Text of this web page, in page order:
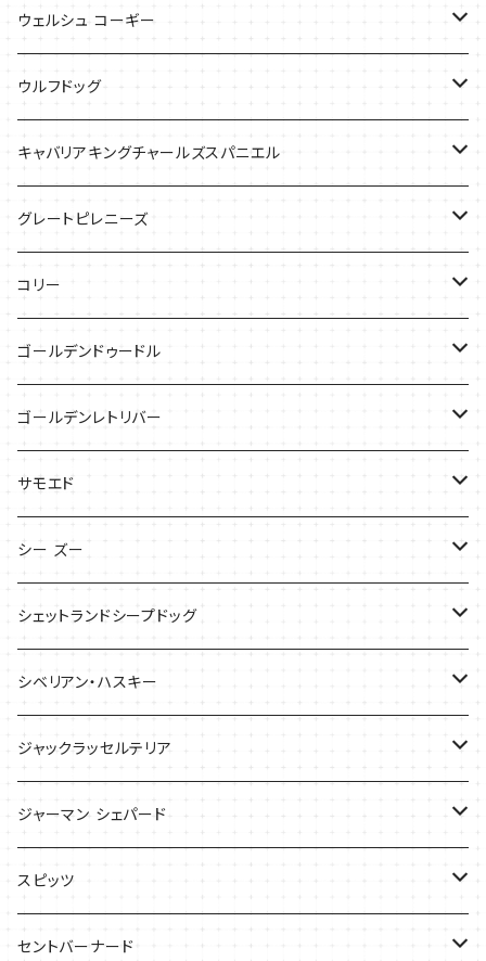
ケース
バッグ
Tシャツ
ケース
バッグ
ウェルシュ コーギー
Tシャツ
バッグ
ケース
ウルフドッグ
Tシャツ
キャバリアキングチャールズスパニエル
バッグ
ケース
Tシャツ
グレートピレニーズ
キャップ
Tシャツ
タオル
サンダル
バッグ
ケース
コリー
バッグ
ケース
Tシャツ
ゴールデンドゥードル
Tシャツ
ゴールデンレトリバー
Tシャツ
バッグ
ケース
サモエド
Tシャツ
バッグ
シー ズー
Tシャツ
バッグ
ケース
シェットランドシープドッグ
バッグ
ケース
Tシャツ
シベリアン・ハスキー
Tシャツ
バッグ
ジャックラッセルテリア
バッグ
ケース
Tシャツ
ジャーマン シェパード
Ｔシャツ
バッグ
スピッツ
ケース
セントバーナード